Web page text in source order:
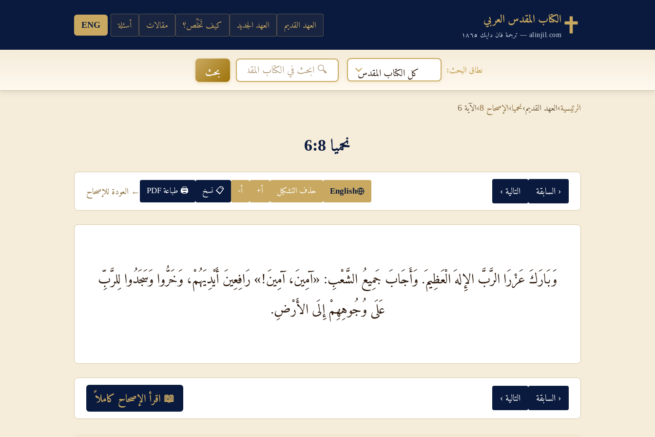
الكتاب المقدس العربي
alinjil.com — ترجمة فان دايك ١٨٦٥
العهد القديم العهد الجديد كيف تَخْلُص؟ مقالات أسئلة ENG
نطاق البحث: كل الكتاب المقدس بحث
الرئيسية›العهد القديم›نحميا›الإصحاح 8 ›الآية 6
نحميا 8‏:‏6
‹ السابقة التالية › English حذف التشكيل أ+ أ- 📋 نسخ 🖨 طباعة PDF ← العودة للإصحاح
وَبَارَكَ عَزْرَا الرَّبَّ الإِلهَ الْعَظِيمَ. وَأَجَابَ جَمِيعُ الشَّعْبِ: «آمِينَ، آمِينَ!» رَافِعِينَ أَيْدِيَهُمْ، وَخَرُّوا وَسَجَدُوا لِلرَّبِّ
عَلَى وُجُوهِهِمْ إِلَى الأَرْضِ.
‹ السابقة التالية › 📖 اقرأ الإصحاح كاملاً